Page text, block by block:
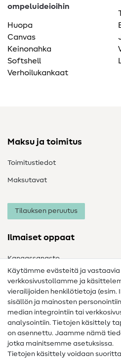
ompeluideioihin
Huopa
Canvas
Keinonahka
Softshell
Verhoilukankaat
Maksu ja toimitus
Toimitustiedot
Maksutavat
Tilauksen peruutus
Ilmaiset oppaat
Kangassanasto
Ompelusanasto
Ompeluohjeet
Apua ja yhteystiedot
Yhteystiedot
Tietoa omistajanvaihdoksesta
Käytämme evästeitä ja
verkkosivustollamme ja
vierailijoiden henkilötietoja (esim.
sisällön ja mainosten
median integrointiin tai
analysointiin. Tietojen käsittely
on asennettu. Jaamme nämä
jotka mainitsemme asetuksissa.
Tietojen käsittely voidaan